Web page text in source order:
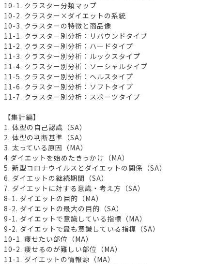
10-1. クラスター分類マップ
10-2. クラスター×ダイエットの系統
10-3. クラスターの特徴と商品像
11-1. クラスター別分析：リバウンドタイプ
11-2. クラスター別分析：ハードタイプ
11-3. クラスター別分析：ルックスタイプ
11-4. クラスター別分析：ソーシャルタイプ
11-5. クラスター別分析：ヘルスタイプ
11-6. クラスター別分析：ソフトタイプ
11-7. クラスター別分析：スポーツタイプ
【集計編】
1. 体型の自己認識（SA）
2. 体型の判断基準（SA）
3. 太っている原因（MA）
4.ダイエットを始めたきっかけ（MA）
5. 新型コロナウイルスとダイエットの関係（SA）
6. ダイエットの継続期間（SA）
7. ダイエットに対する意識・考え方（SA）
8-1. ダイエットの目的（MA）
8-2. ダイエットの最大の目的（SA）
9-1. ダイエットで意識している指標（MA）
9-2. ダイエットで最も意識している指標（SA）
10-1. 痩せたい部位（MA）
10-2. 痩せるのが難しい部位（MA）
11-1. ダイエットの情報源（MA）